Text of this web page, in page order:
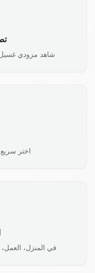
شاهد مزودي غسيل
اختر
في المنزل،